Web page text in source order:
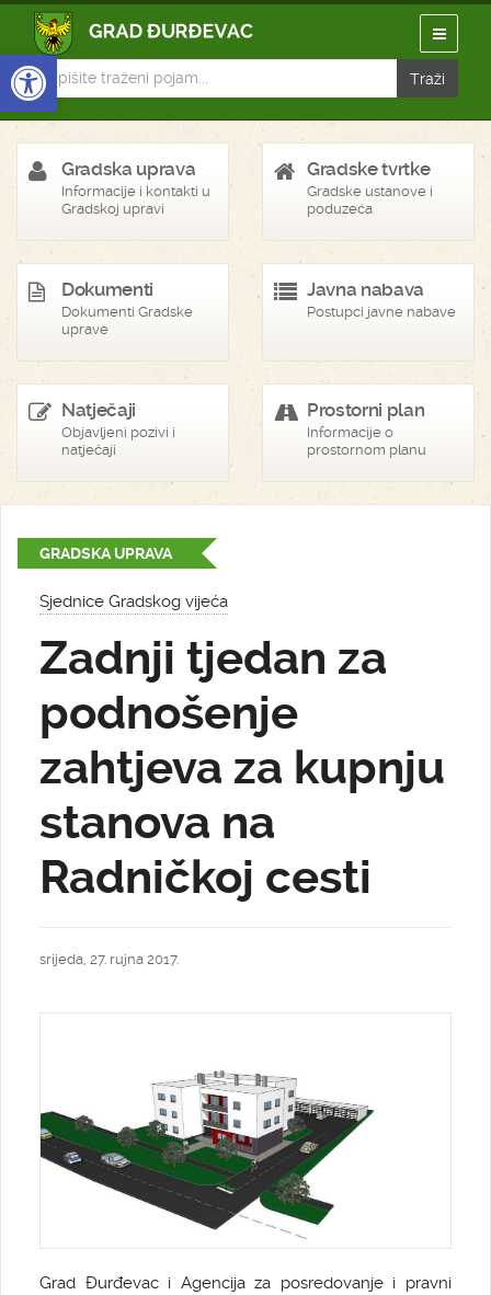
Open toolbar
Gradska uprava
Informacije i kontakti u
Gradskoj upravi
Gradske tvrtke
Gradske ustanove i
poduzeća
Dokumenti
Dokumenti Gradske
uprave
Javna nabava
Postupci javne nabave
Natječaji
Objavljeni pozivi i
natječaji
Prostorni plan
Informacije o
prostornom planu
GRADSKA UPRAVA
Sjednice Gradskog vijeća
Zadnji tjedan za
podnošenje
zahtjeva za kupnju
stanova na
Radničkoj cesti
srijeda, 27. rujna 2017.
Grad Đurđevac i Agencija za posredovanje i pravni